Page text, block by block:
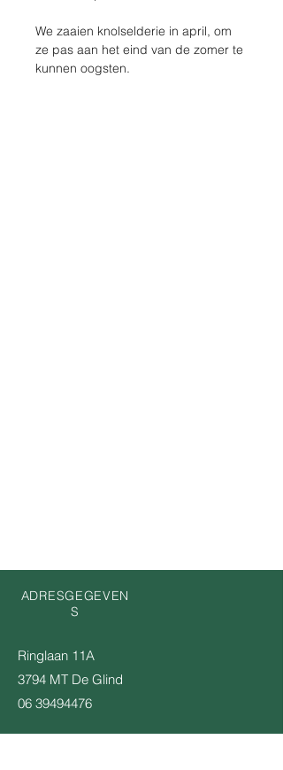
We zaaien knolselderie in april, om
ze pas aan het eind van de zomer te
kunnen oogsten.
ADRESGEGEVEN
S
Ringlaan 11A
3794 MT De Glind
06 39494476